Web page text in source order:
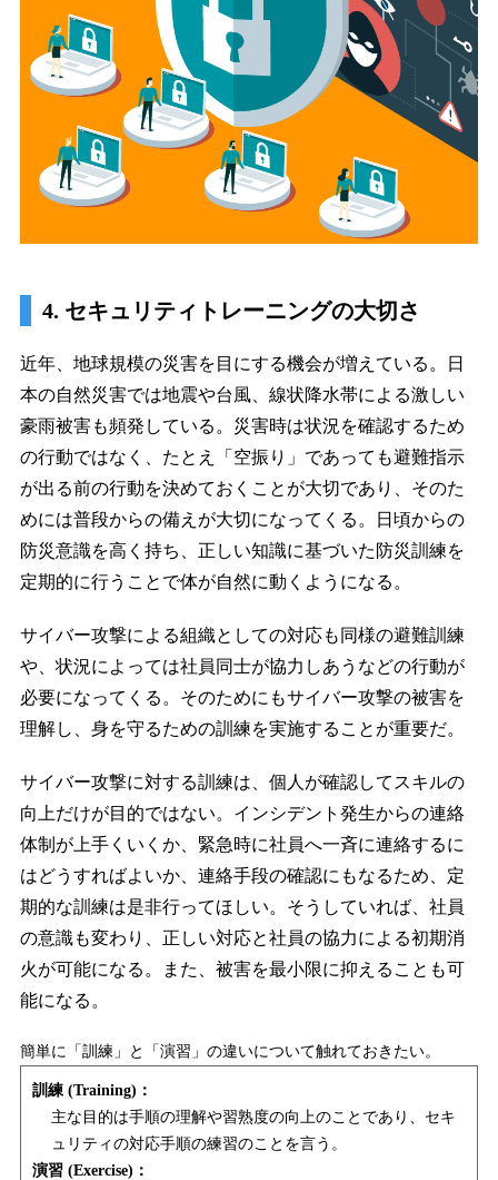
4. セキュリティトレーニングの大切さ
近年、地球規模の災害を目にする機会が増えている。日
本の自然災害では地震や台風、線状降水帯による激しい
豪雨被害も頻発している。災害時は状況を確認するため
の行動ではなく、たとえ「空振り」であっても避難指示
が出る前の行動を決めておくことが大切であり、そのた
めには普段からの備えが大切になってくる。日頃からの
防災意識を高く持ち、正しい知識に基づいた防災訓練を
定期的に行うことで体が自然に動くようになる。
サイバー攻撃による組織としての対応も同様の避難訓練
や、状況によっては社員同士が協力しあうなどの行動が
必要になってくる。そのためにもサイバー攻撃の被害を
理解し、身を守るための訓練を実施することが重要だ。
サイバー攻撃に対する訓練は、個人が確認してスキルの
向上だけが目的ではない。インシデント発生からの連絡
体制が上手くいくか、緊急時に社員へ一斉に連絡するに
はどうすればよいか、連絡手段の確認にもなるため、定
期的な訓練は是非行ってほしい。そうしていれば、社員
の意識も変わり、正しい対応と社員の協力による初期消
火が可能になる。また、被害を最小限に抑えることも可
能になる。
簡単に「訓練」と「演習」の違いについて触れておきたい。
訓練 (Training)：
主な目的は手順の理解や習熟度の向上のことであり、セキ
ュリティの対応手順の練習のことを言う。
演習 (Exercise)：